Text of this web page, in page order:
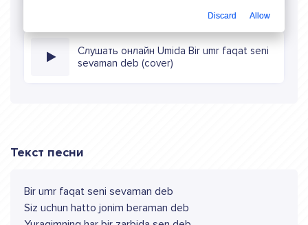
Слушать онлайн Umida Bir umr faqat seni
sevaman deb (cover)
Текст песни
Bir umr faqat seni sevaman deb
Siz uchun hatto jonim beraman deb
Discard Allow